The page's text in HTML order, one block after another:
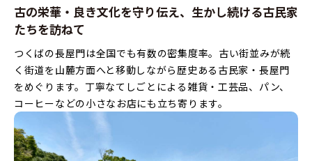
古の栄華・良き文化を守り伝え、 生かし続ける古民家
たちを訪ねて
つくばの長屋門は全国でも有数の密集度率。古い街並みが続
く街道を山麓方面へと移動しながら歴史ある古民家・長屋門
をめぐります。丁寧なてしごとによる雑貨・工芸品、パン、
コーヒーなどの小さなお店にも立ち寄ります。